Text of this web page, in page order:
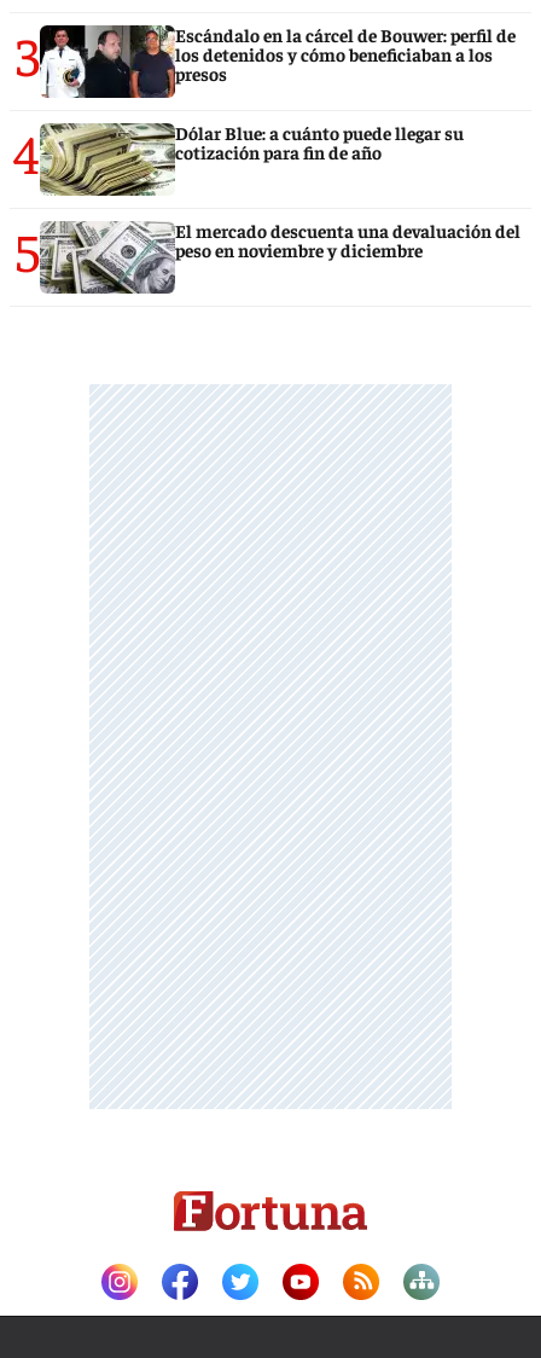
3
Escándalo en la cárcel de Bouwer: perfil de
los detenidos y cómo beneficiaban a los
presos
4
Dólar Blue: a cuánto puede llegar su
cotización para fin de año
5
El mercado descuenta una devaluación del
peso en noviembre y diciembre